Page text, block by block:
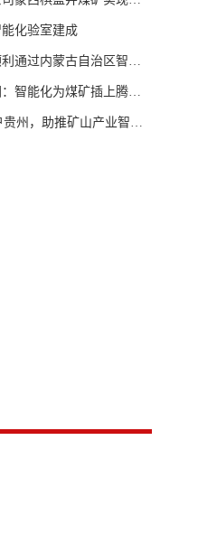
化验室建成
内蒙古自治区智能化矿井验
化为煤矿插上腾飞的翅膀
，助推矿山产业智能化转型